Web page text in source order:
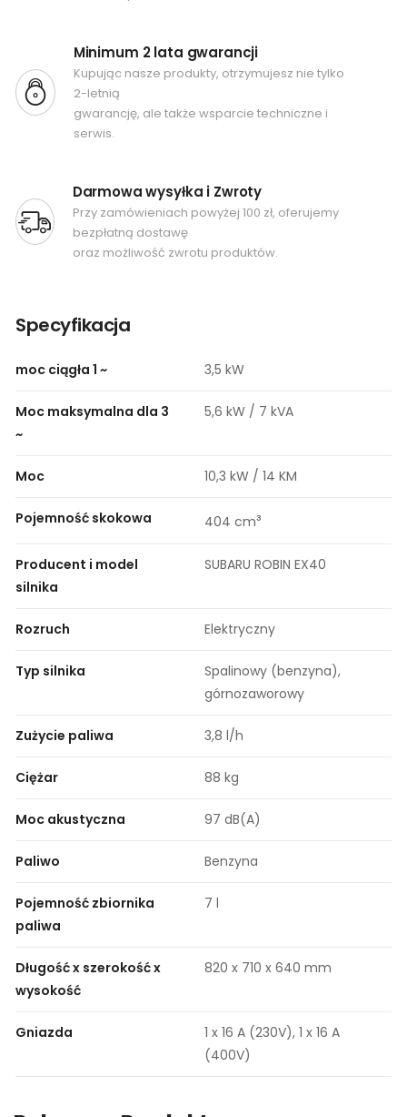
Minimum 2 lata gwarancji
Kupując nasze produkty, otrzymujesz nie tylko
2-letnią
gwarancję, ale także wsparcie techniczne i
serwis.
Darmowa wysyłka i Zwroty
Przy zamówieniach powyżej 100 zł, oferujemy
bezpłatną dostawę
oraz możliwość zwrotu produktów.
Specyfikacja
moc ciągła 1 ~ 3,5 kW
Moc maksymalna dla 3
~
5,6 kW / 7 kVA
Moc 10,3 kW / 14 KM
Pojemność skokowa 404 cm³
Producent i model
silnika
SUBARU ROBIN EX40
Rozruch Elektryczny
Typ silnika
Spalinowy (benzyna),
górnozaworowy
Zużycie paliwa 3,8 l/h
Ciężar 88 kg
Moc akustyczna 97 dB(A)
Paliwo Benzyna
Pojemność zbiornika
paliwa
7 l
Długość x szerokość x
wysokość
820 x 710 x 640 mm
Gniazda
1 x 16 A (230V), 1 x 16 A
(400V)